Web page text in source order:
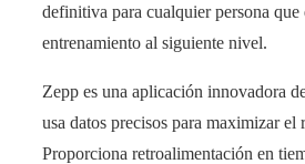
definitiva para cualquier persona que
entrenamiento al siguiente nivel.
Zepp es una aplicación innovadora
usa datos precisos para maximizar el
Proporciona retroalimentación en